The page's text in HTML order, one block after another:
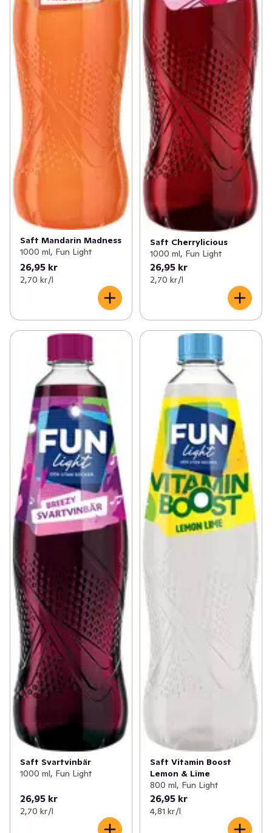
Saft Mandarin Madness
1000 ml, Fun Light
26,95 kr
2,70 kr /l
Saft Cherrylicious
1000 ml, Fun Light
26,95 kr
2,70 kr /l
Saft Svartvinbär
1000 ml, Fun Light
26,95 kr
2,70 kr /l
Saft Vitamin Boost
Lemon & Lime
800 ml, Fun Light
26,95 kr
4,81 kr /l